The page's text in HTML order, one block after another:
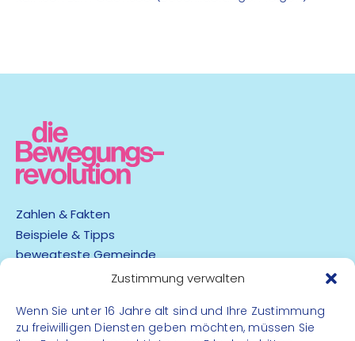
Zustimmung verwalten
Wenn Sie unter 16 Jahre alt sind und Ihre Zustimmung
zu freiwilligen Diensten geben möchten, müssen Sie
Zahlen & Fakten
Beispiele & Tipps
bewegteste Gemeinde
Barrierefreiheit
Datenschutz